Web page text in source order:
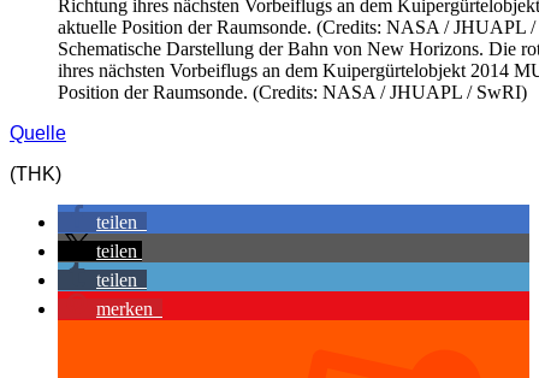
Schematische Darstellung der Bahn von New Horizons. Die
ihres nächsten Vorbeiflugs an dem Kuipergürtelobjekt 2014
Position der Raumsonde. (Credits: NASA / JHUAPL / SwRI)
Quelle
(THK)
teilen
teilen
teilen
merken